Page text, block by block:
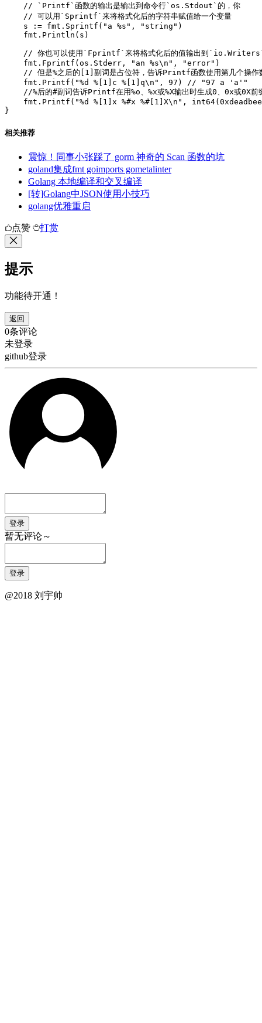
    // `Printf`函数的输出是输出到命令行`os.Stdout`的，你
    // 可以用`Sprintf`来将格式化后的字符串赋值给一个变量
    s := fmt.Sprintf("a %s", "string")
    fmt.Println(s)
// 你也可以使用`Fprintf`来将格式化后的值输出到
    fmt.Fprintf(os.Stderr, "an %s\n", "error")
// 但是%之后的[1]副词是占位符，告诉Printf函数使用第几个操作
    fmt.Printf("%d %[1]c %[1]q\n", 97) // "97 a 'a'"
//%后的#副词告诉Printf在用%o、%x或%X输出时生成0、0x或0X前
fmt.Printf("%d %[1]x %#x %#[1]X\n",
}
相关推荐
震惊！同事小张踩了 gorm 神奇的 Scan 函数的坑
goland集成fmt goimports gometalinter
Golang 本地编译和交叉编译
[转]Golang中JSON使用小技巧
golang优雅重启
点赞 打赏
提示
功能待开通！
返回
0条评论
未登录
github登录
登录
暂无评论～
登录
@2018 刘宇帅